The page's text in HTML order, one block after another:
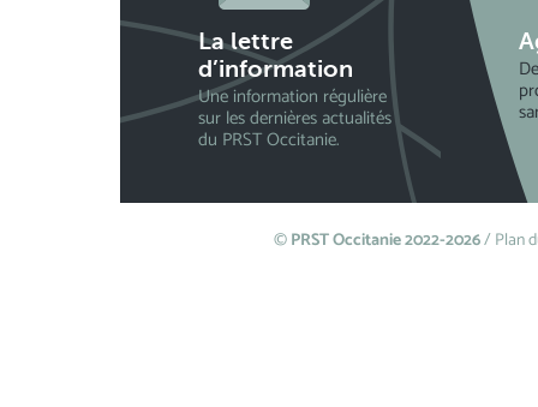
La lettre
d’information
Une information régulière
sur les dernières actualités
du PRST Occitanie.
©PRST Occitanie 2022-2026/Plan